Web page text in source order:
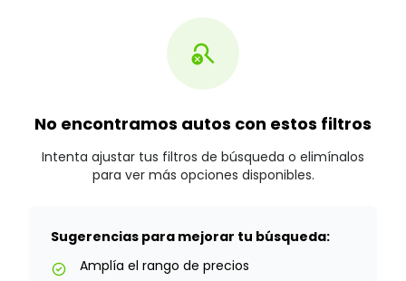
search_off
No encontramos autos con estos filtros
Intenta ajustar tus filtros de búsqueda o elimínalos
para ver más opciones disponibles.
Sugerencias para mejorar tu búsqueda:
check_circle Amplía el rango de precios